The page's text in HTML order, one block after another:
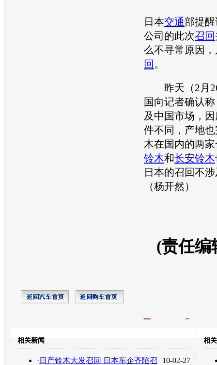
日本交通部提
公司的此次召回
么不寻常原因
回 。
昨天（2月
国向记者确认
及中国市场，
件不同，产地
木在国内的两
铃木和长安铃木
日本的召回不
（杨开然）
(责任编
转发至：
相关新闻
10-02-27
· 日产铃木大发召回 日本车企齐陷召
相